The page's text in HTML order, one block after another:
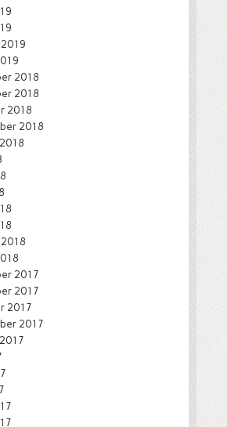
2018
2018
2018
2018
2017
2017
2017
2017